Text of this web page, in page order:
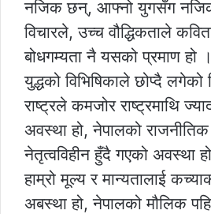
नजिक छन्, आफ्नो युगसँग
विचारले, उच्च वौद्धिकताले
बोधगम्यता नै यसको प्रमाण हो
युद्धको विभिषिकाले छोप्दै लगेको
राष्ट्रले कमजोर राष्ट्रमाथि
अवस्था हो, नेपालको राजनीतिक
नेतृत्वविहीन हुँदै गएको अवस्था
हाम्रो मूल्य र मान्यतालाई
अबस्था हो, नेपालको मौलिक